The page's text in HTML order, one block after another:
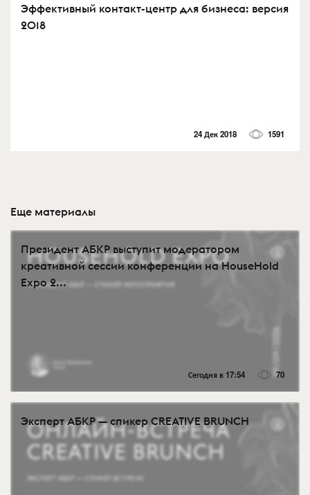
Эффективный контакт-центр для бизнеса: версия
2018
24 Дек 2018 1591
Еще материалы
Президент АБКР выступит модератором
креативной сессии конференции на HouseHold
Expo 2...
Сегодня в 17:54 70
Эксперт АБКР — спикер CREATIVE BRUNCH